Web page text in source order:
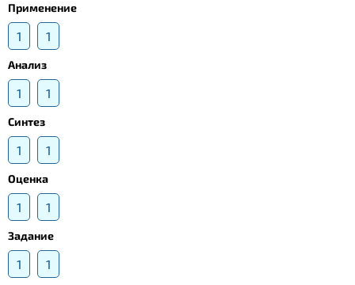
Применение
1 1
Анализ
1 1
Синтез
1 1
Оценка
1 1
Задание
1 1